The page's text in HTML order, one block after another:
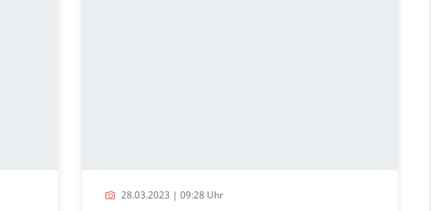
28.03.2023 | 09:28 Uhr